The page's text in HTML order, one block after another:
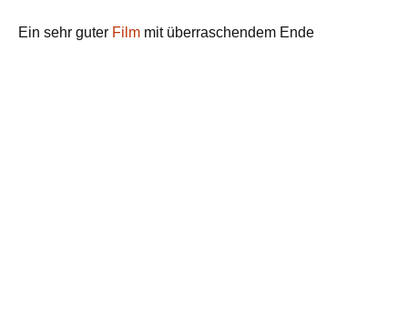
Ein sehr guter Film mit überraschendem Ende